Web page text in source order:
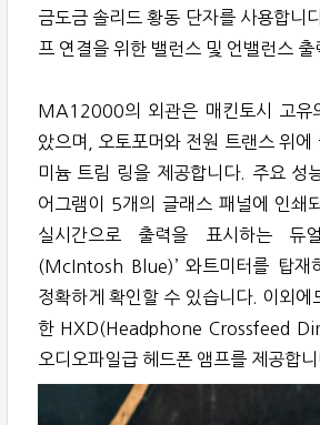
금도금 솔리드 황동 단자를 사용합니
프 연결을 위한 밸런스 및 언밸런스 출
MA12000의 외관은 매킨토시 고유
았으며, 오토포머와 전원 트랜스 위에
미늄 트림 링을 제공합니다. 주요 성
어그램이 5개의 글래스 패널에 인쇄
실시간으로 출력을 표시하는 듀
(McIntosh Blue)’ 와트미터를 탑재
정확하게 확인할 수 있습니다. 이외에
한 HXD(Headphone Crossfeed
오디오파일급 헤드폰 앰프를 제공합니